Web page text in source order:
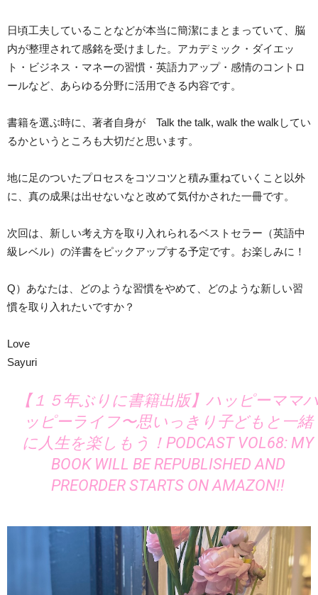
日頃工夫していることなどが本当に簡潔にまとまっていて、脳
内が整理されて感銘を受けました。アカデミック・ダイエッ
ト・ビジネス・マネーの習慣・英語力アップ・感情のコントロ
ールなど、あらゆる分野に活用できる内容です。
書籍を選ぶ時に、著者自身が Talk the talk, walk the walkしてい
るかというところも大切だと思います。
地に足のついたプロセスをコツコツと積み重ねていくこと以外
に、真の成果は出せないなと改めて気付かされた一冊です。
次回は、新しい考え方を取り入れられるベストセラー（英語中
級レベル）の洋書をピックアップする予定です。お楽しみに！
Q）あなたは、どのような習慣をやめて、どのような新しい習
慣を取り入れたいですか？
Love
Sayuri
【１５年ぶりに書籍出版】ハッピーママ
ッピーライフ〜思いっきり子どもと一緒
に人生を楽しもう！PODCAST VOL68: MY
BOOK WILL BE REPUBLISHED AND
PREORDER STARTS ON AMAZON!!